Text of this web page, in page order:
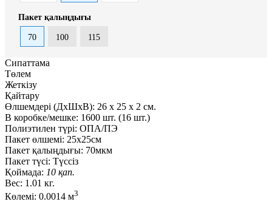
Пакет қалыңдығы
70 100 115
Сипаттама
Төлем
Жеткізу
Қайтару
Өлшемдері (ДxШxВ): 26 x 25 x 2 см.
В коробке/мешке: 1600 шт. (16 шт.)
Полиэтилен түрі: ОПА/ПЭ
Пакет өлшемі: 25х25см
Пакет қалыңдығы: 70мкм
Пакет түсі: Түссіз
Қоймада: 10 қап.
Вес: 1.01 кг.
Көлемі: 0.0014 м3